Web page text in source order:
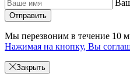
Отправить
Мы перезвоним в течение 10
Нажимая на кнопку, Вы
Закрыть